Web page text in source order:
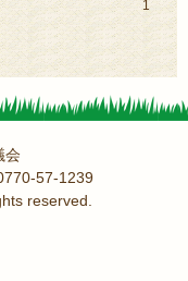
1
会
57-1239
reserved.